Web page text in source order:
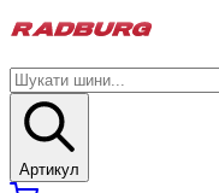
Артикул